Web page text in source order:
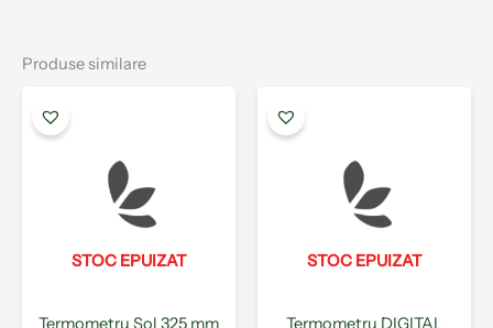
Produse similare
STOC EPUIZAT STOC EPUIZAT